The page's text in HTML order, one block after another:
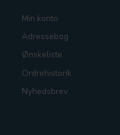
Min konto
Adressebog
Ønskeliste
Ordrehistorik
Nyhedsbrev